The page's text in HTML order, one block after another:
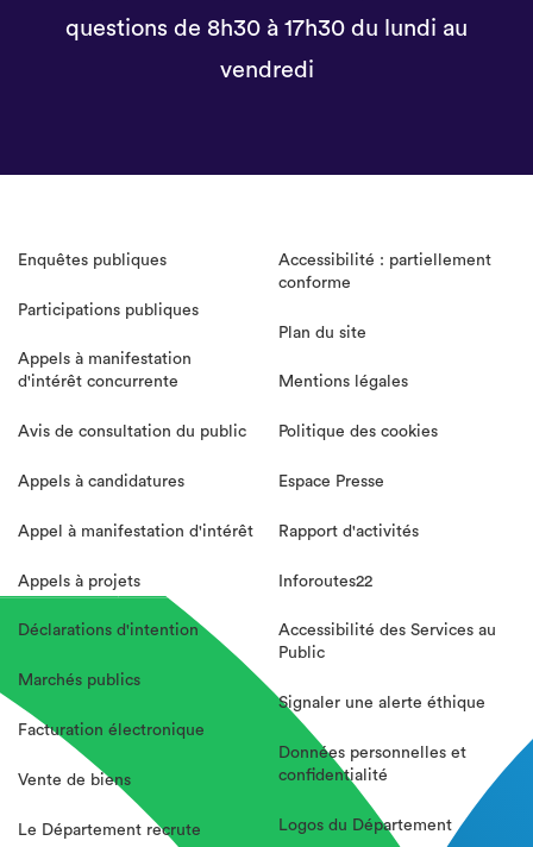
questions de 8h30 à 17h30 du lundi au
vendredi
Enquêtes publiques
Participations publiques
Appels à manifestation
d'intérêt concurrente
Avis de consultation du public
Appels à candidatures
Appel à manifestation d'intérêt
Appels à projets
Déclarations d'intention
Marchés publics
Facturation électronique
Vente de biens
Le Département recrute
Accessibilité : partiellement
conforme
Plan du site
Mentions légales
Politique des cookies
Espace Presse
Rapport d'activités
Inforoutes22
Accessibilité des Services au
Public
Signaler une alerte éthique
Données personnelles et
confidentialité
Logos du Département